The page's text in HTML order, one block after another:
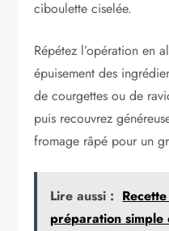
ciboulette ciselée.
Répétez l’opération en
épuisement des
de courgettes ou de
puis recouvrez
fromage râpé pour un
Lire aussi :
préparation